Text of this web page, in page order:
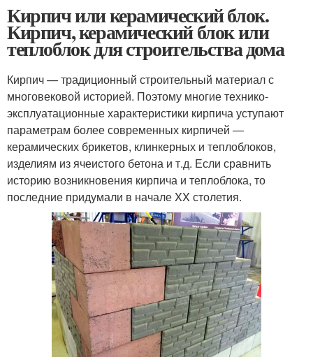
Кирпич или керамический блок.
Кирпич, керамический блок или
теплоблок для строительства дома
Кирпич — традиционный строительный материал с
многовековой историей. Поэтому многие технико-
эксплуатационные характеристики кирпича уступают
параметрам более современных кирпичей —
керамических брикетов, клинкерных и теплоблоков,
изделиям из ячеистого бетона и т.д. Если сравнить
историю возникновения кирпича и теплоблока, то
последние придумали в начале XX столетия.